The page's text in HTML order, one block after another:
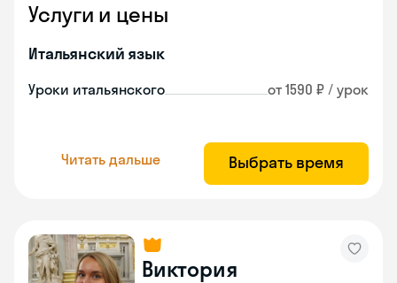
Услуги и цены
Итальянский язык
Уроки итальянского от 1590 ₽ / урок
Читать дальше Выбрать время
Виктория